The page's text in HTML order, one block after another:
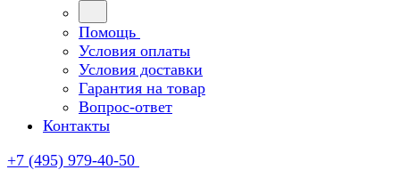
Помощь
Условия оплаты
Условия доставки
Гарантия на товар
Вопрос-ответ
Контакты
+7 (495) 979-40-50